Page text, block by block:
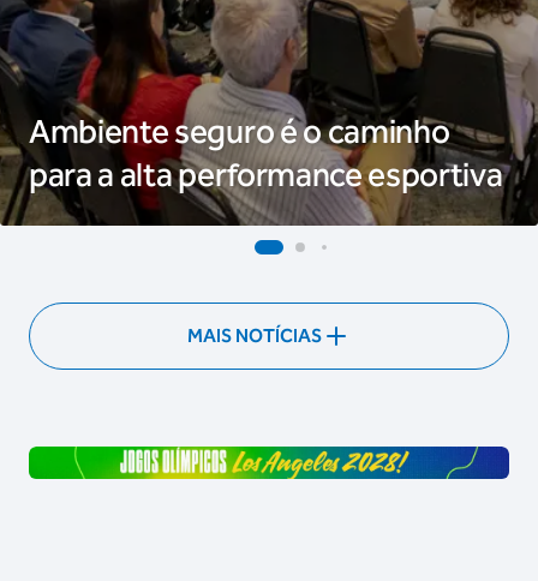
Ambiente seguro é o caminho
para a alta performance esportiva
MAIS NOTÍCIAS